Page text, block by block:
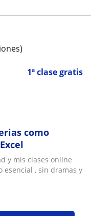
1ª clase gratis
como
y mis clases online
esencial , sin dramas y